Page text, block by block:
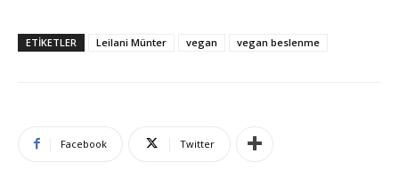
ETIKETLER Leilani Münter vegan vegan beslenme
Facebook Twitter